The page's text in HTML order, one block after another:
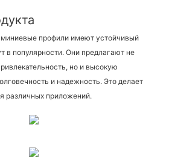
профили имеют устойчивый
в популярности. Они предлагают не
но и высокую
и надежность. Это делает
различных приложений.